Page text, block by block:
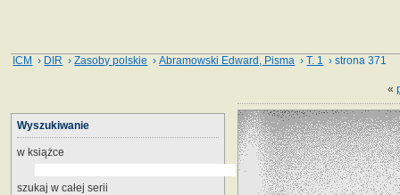
ICM › DIR ›Zasoby polskie ›Abramowski Edward, Pisma ›T. 1 › strona 371
«
Wyszukiwanie
w książce
szukaj w całej serii